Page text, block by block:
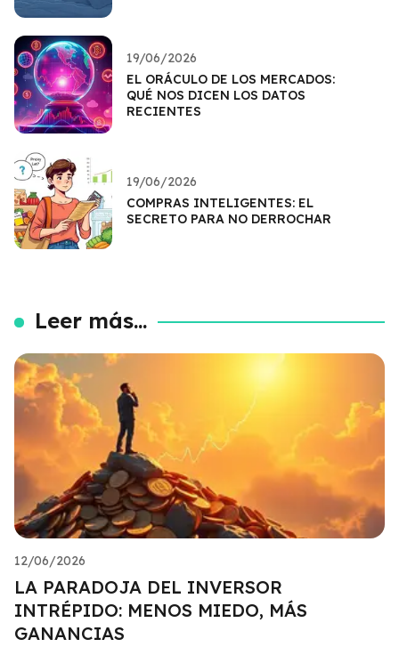
19/06/2026
EL ORÁCULO DE LOS MERCADOS:
QUÉ NOS DICEN LOS DATOS
RECIENTES
19/06/2026
COMPRAS INTELIGENTES: EL
SECRETO PARA NO DERROCHAR
Leer más...
12/06/2026
LA PARADOJA DEL INVERSOR
INTRÉPIDO: MENOS MIEDO, MÁS
GANANCIAS